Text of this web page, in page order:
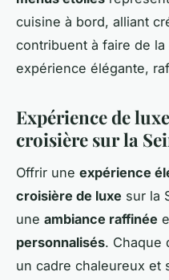
cuisine à bord, alliant
contribuent à faire de
expérience élégante,
Expérience de
croisière sur la
Offrir une expérience
croisière de luxe sur la
une ambiance raffinée
personnalisés. Chaque
un cadre chaleureux et